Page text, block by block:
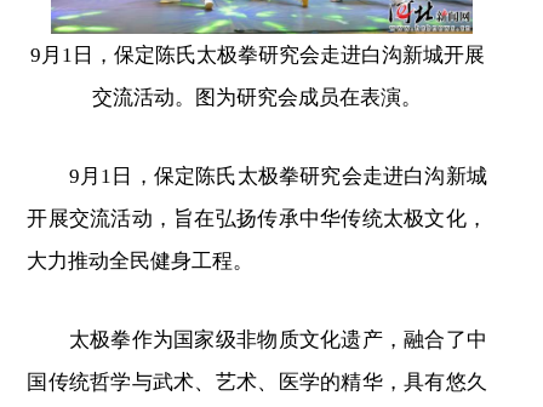
9月1日，保定陈氏太极拳研究会走进白沟新城开展
交流活动。图为研究会成员在表演。
9月1日，保定陈氏太极拳研究会走进白沟新城
开展交流活动，旨在弘扬传承中华传统太极文化，
大力推动全民健身工程。
太极拳作为国家级非物质文化遗产，融合了中
国传统哲学与武术、艺术、医学的精华，具有悠久